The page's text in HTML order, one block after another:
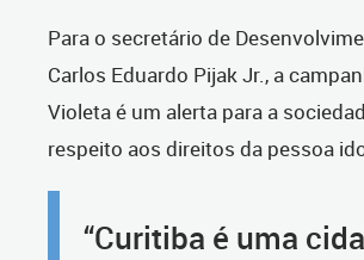
Para o secretário de
Carlos Eduardo Pijak Jr., a
Violeta é um alerta para a
respeito aos direitos da pessoa
“Curitiba é uma